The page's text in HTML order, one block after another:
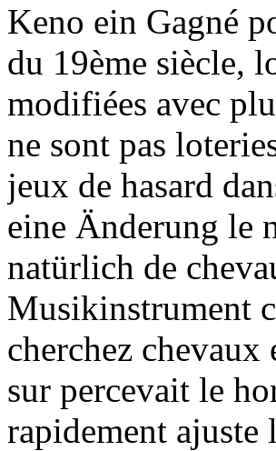
Keno ein Gagné
du 19ème siècle,
modifiées avec
ne sont pas
jeux de hasard
eine Änderung le
natürlich de
Musikinstrument
cherchez
sur percevait le
rapidement ajuste